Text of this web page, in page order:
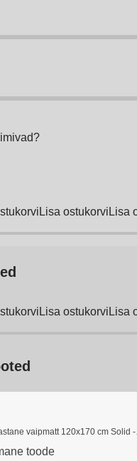
Lisa ostukorviLisa
Lisa ostukorviLisa
vaipmatt 120x170 cm Solid -
toode